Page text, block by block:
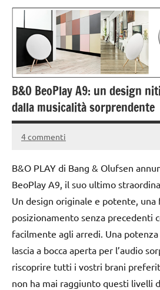
B&O BeoPlay A9: un design
dalla musicalità sorprendente
22
2016
Andrea
4 commenti
B&O PLAY di Bang & Olufsen
BeoPlay A9, il suo ultimo
Un design originale e potente, una
posizionamento senza precedenti
facilmente agli arredi. Una
lascia a bocca aperta per l’audio
riscoprire tutti i vostri brani
non ha mai raggiunto questi livelli